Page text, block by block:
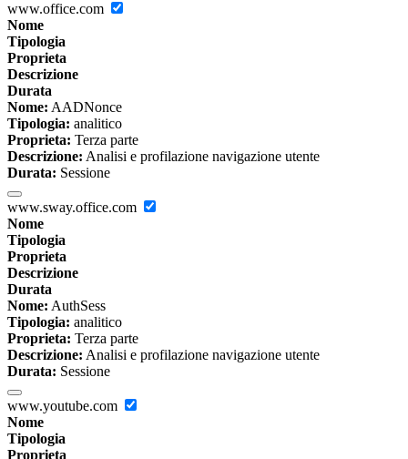
www.office.com
Nome
Tipologia
Proprieta
Descrizione
Durata
Nome: AADNonce
Tipologia: analitico
Proprieta: Terza parte
Descrizione: Analisi e profilazione navigazione utente
Durata: Sessione
www.sway.office.com
Nome
Tipologia
Proprieta
Descrizione
Durata
Nome: AuthSess
Tipologia: analitico
Proprieta: Terza parte
Descrizione: Analisi e profilazione navigazione utente
Durata: Sessione
www.youtube.com
Nome
Tipologia
Proprieta